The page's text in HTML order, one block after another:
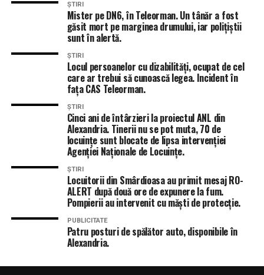
ȘTIRI
Mister pe DN6, în Teleorman. Un tânăr a fost
găsit mort pe marginea drumului, iar polițiștii
sunt în alertă.
ȘTIRI
Locul persoanelor cu dizabilități, ocupat de cel
care ar trebui să cunoască legea. Incident în
fața CAS Teleorman.
ȘTIRI
Cinci ani de întârzieri la proiectul ANL din
Alexandria. Tinerii nu se pot muta, 70 de
locuințe sunt blocate de lipsa intervenției
Agenției Naționale de Locuințe.
ȘTIRI
Locuitorii din Smârdioasa au primit mesaj RO-
ALERT după două ore de expunere la fum.
Pompierii au intervenit cu măști de protecție.
PUBLICITATE
Patru posturi de spălător auto, disponibile în
Alexandria.